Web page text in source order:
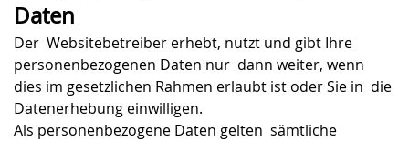
Daten
Der Websitebetreiber erhebt, nutzt und gibt Ihre
personenbezogenen Daten nur dann weiter, wenn
dies im gesetzlichen Rahmen erlaubt ist oder Sie in die
Datenerhebung einwilligen.
Als personenbezogene Daten gelten sämtliche